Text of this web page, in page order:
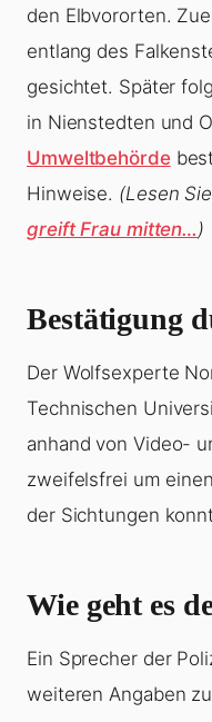
den Elbvororten.
entlang des
gesichtet. Später
in Nienstedten und
Umweltbehörde
Hinweise. (Lesen
greift Frau mitten… )
Bestätigung
Der Wolfsexperte
Technischen
anhand von Video-
zweifelsfrei um
der Sichtungen
Wie geht es
Ein Sprecher der
weiteren Angaben